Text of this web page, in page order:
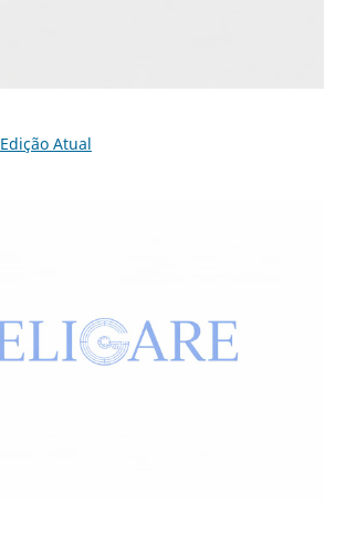
Edição Atual